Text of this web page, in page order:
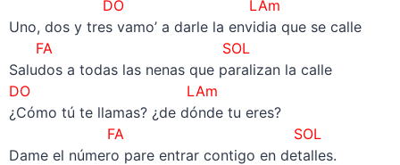
DO LAm
Uno, dos y tres vamo’ a darle la envidia que se calle
FA SOL
Saludos a todas las nenas que paralizan la calle
DO LAm
¿Cómo tú te llamas? ¿de dónde tu eres?
FA SOL
Dame el número pare entrar contigo en detalles.